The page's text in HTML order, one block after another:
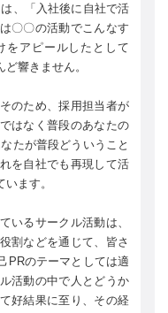
、「入社後に自社で活
〇〇の活動でこんなす
をアピールしたとして
響きません。
のため、採用担当者が
はなく普段のあなたの
たが普段どういうこと
を自社でも再現して活
ます。
いるサークル活動は、
割などを通じて、皆さ
PRのテーマとしては適
活動の中で人とどうか
好結果に至り、その経